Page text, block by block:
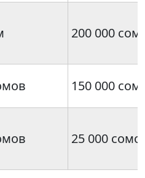
200 000
150 000
25 000